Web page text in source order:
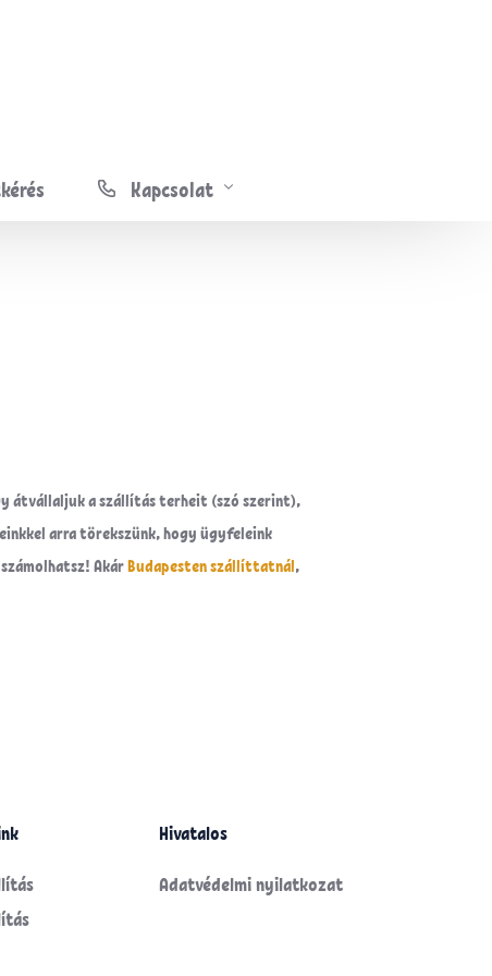
Kapcsolat
átvállaljuk a szállítás terheit (szó szerint),
arra törekszünk, hogy ügyfeleink
AkárBudapesten szállíttatnál,
Hivatalos
Adatvédelmi nyilatkozat